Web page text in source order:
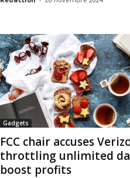
Gadgets
FCC chair accuses
throttling unlimited
boost profits